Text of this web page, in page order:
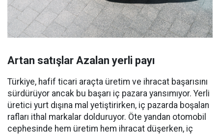
Artan satışlar Azalan yerli payı
Türkiye, hafif ticari araçta üretim ve ihracat başarısını
sürdürüyor ancak bu başarı iç pazara yansımıyor. Yerli
üretici yurt dışına mal yetiştirirken, iç pazarda boşalan
rafları ithal markalar dolduruyor. Öte yandan otomobil
cephesinde hem üretim hem ihracat düşerken, iç